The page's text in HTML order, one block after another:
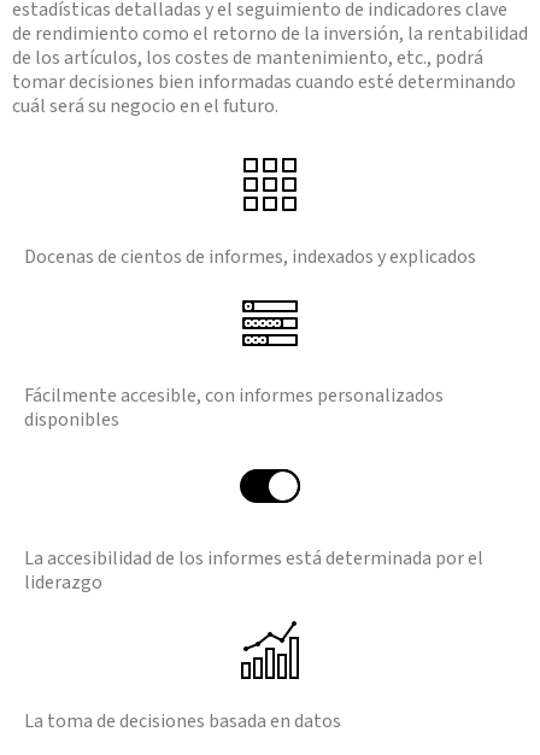
estadísticas detalladas y el seguimiento de indicadores clave
de rendimiento como el retorno de la inversión, la rentabilidad
de los artículos, los costes de mantenimiento, etc., podrá
tomar decisiones bien informadas cuando esté determinando
cuál será su negocio en el futuro.
Docenas de cientos de informes, indexados y explicados
Fácilmente accesible, con informes personalizados
disponibles
La accesibilidad de los informes está determinada por el
liderazgo
La toma de decisiones basada en datos